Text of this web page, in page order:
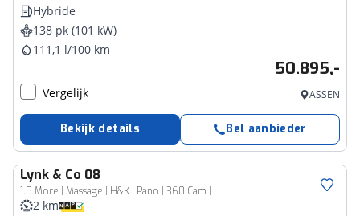
Hybride
138 pk (101 kW)
111,1 l/100 km
50.895,-
Vergelijk ASSEN
Bekijk details Bel aanbieder
Lynk & Co 08
1.5 More | Massage | H&K | Pano | 360 Cam |
2 km